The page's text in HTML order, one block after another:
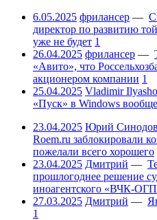
6.05.2025 фрилансер —
директор по развитию
уже не будет 1
26.04.2025 фрилансер —
«Авито», что
акционером компании 1
25.04.2025 Vladimir
«Пуск» в Windows
23.04.2025 Юрий Синодов
Roem.ru заблокировали
пожелали всего хорошего
23.04.2025 Дмитрий —
прошлогоднее решение
иноагентского «ВЧК-
27.03.2025 Дмитрий —
1